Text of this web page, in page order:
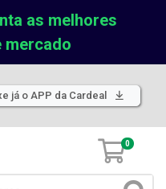
as melhores
mercado
já o APP da Cardeal
0